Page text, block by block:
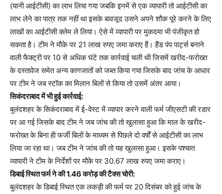
(यानी आईटीसी) का लाभ लिया गया जबकि इनमें से एक व्यापारी तो आईटीसी का
लाभ लेने का पात्र तक नहीं था इसके बावजूद उसने अपने शौक पूरे करने के लिए
लाखों का आईटीसी क्लेम ले लिया। ऐसे में व्यापारी पर मुकदमा भी पंजीकृत हो
सकता है। टीम ने मौके पर 21 लाख रुपए जमा कराए हैं। हैंड पंप पार्ट्स बनाने
वाली फैक्ट्री पर 10 से अधिक घंटे तक कार्रवाई चली थी जिसमें खरीद-फरोख्त
के दस्तावेज समेत अन्य कागजातों को जब्त किया गया जिसके बाद जांच के आधार
पर टीम ने जब स्टॉक का मिलान बिलों से किया तो उसमें अंतर आया।
सिकंदराबाद में भी हुई कार्रवाई:
बुलंदशहर के सिकंदराबाद में ई-वेस्ट में व्यापार करने वाली फर्म जीएसटी की रडार
पर आ गई जिसके बाद टीम ने जब जांच की तो खुलासा हुआ कि माल के खरीद-
फरोख्त के बिना ही फर्जी बिलों के माध्यम से पिछले दो वर्षों से आईटीसी का लाभ
लिया जा रहा था। जब टीम ने जांच की तो यह खुलासा हुआ। इसके पश्चात
व्यापारी ने टीम के निर्देशों पर मौके पर 30.67 लाख रुपए जमा कराए।
डिबाई स्थित फर्म ने की 1.46 करोड़ की टैक्स चोरी:
बुलंदशहर के डिबाई स्थित एक लकड़ी की फर्म पर 20 दिसंबर को हुई जांच के